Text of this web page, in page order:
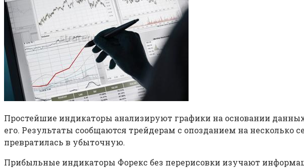
Простейшие индикаторы анализируют графики на основании
его. Результаты сообщаются трейдерам с опозданием на несколько
превратилась в убыточную.
Прибыльные индикаторы Форекс без перерисовки изучают